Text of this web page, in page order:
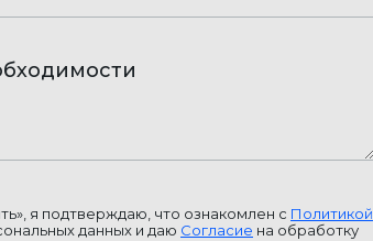
я подтверждаю, что ознакомлен с Политикой
данных и даю Согласие на обработку